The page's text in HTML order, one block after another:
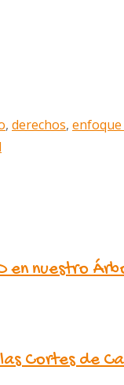
, derechos, enfoque
en nuestro
Cortes de